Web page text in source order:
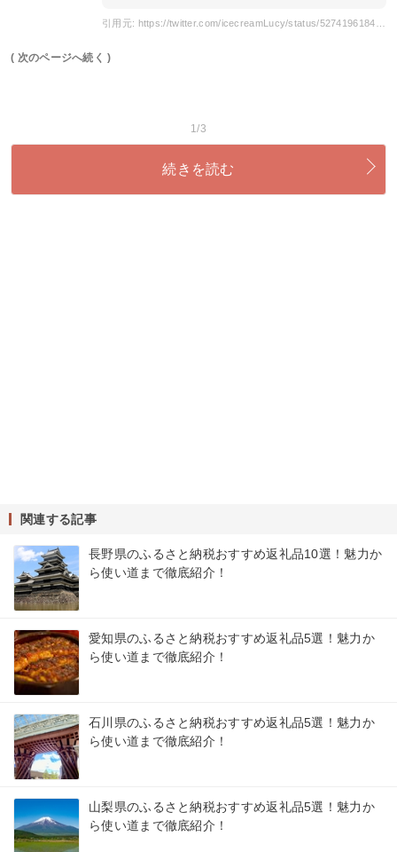
( 次のページへ続く )
1/3
続きを読む
関連する記事
長野県のふるさと納税おすすめ返礼品10選！魅力か
ら使い道まで徹底紹介！
愛知県のふるさと納税おすすめ返礼品5選！魅力か
ら使い道まで徹底紹介！
石川県のふるさと納税おすすめ返礼品5選！魅力か
ら使い道まで徹底紹介！
山梨県のふるさと納税おすすめ返礼品5選！魅力か
ら使い道まで徹底紹介！